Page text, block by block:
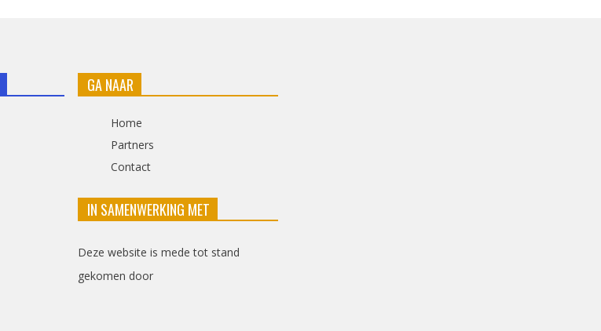
GA NAAR
Home
Partners
Contact
IN SAMENWERKING MET
Deze website is mede tot stand
gekomen door